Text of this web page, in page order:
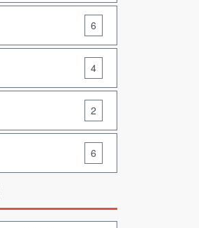
6
4
2
6